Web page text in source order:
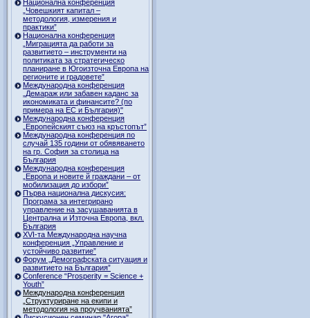
Национална конференция
„Човешкият капитал –
методология, измерения и
практики”
Национална конференция
„Миграцията да работи за
развитието – инструменти на
политиката за стратегическо
планиране в Югоизточна Европа на
регионите и градовете”
Международна конференция
„Демараж или забавен каданс за
икономиката и финансите? (по
примера на ЕС и България)"
Международна конференция
„Европейският съюз на кръстопът”
Международна конференция по
случай 135 години от обявяването
на гр. София за столица на
България
Международна конференция
„Европа и новите й граждани – от
мобилизация до избори”
Първа национална дискусия:
Програма за интегрирано
управление на засушаванията в
Централна и Източна Европа, вкл.
България
ХVI-та Международна научна
конференция „Управление и
устойчиво развитие”
Форум „Демографската ситуация и
развитието на България”
Conference “Prosperity = Science +
Youth”
Международна конференция
„Структуриране на екипи и
методология на проучванията”